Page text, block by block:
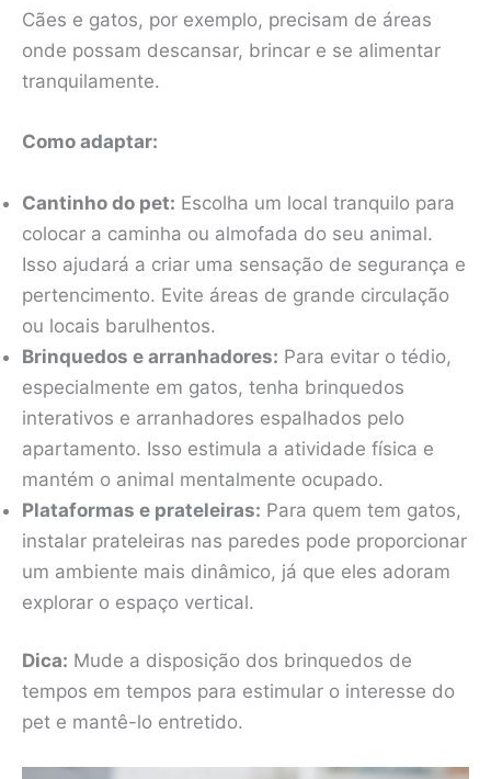
Cães e gatos, por exemplo, precisam de áreas
onde possam descansar, brincar e se alimentar
tranquilamente.
Como adaptar:
Cantinho do pet: Escolha um local tranquilo para
colocar a caminha ou almofada do seu animal.
Isso ajudará a criar uma sensação de segurança e
pertencimento. Evite áreas de grande circulação
ou locais barulhentos.
Brinquedos e arranhadores: Para evitar o tédio,
especialmente em gatos, tenha brinquedos
interativos e arranhadores espalhados pelo
apartamento. Isso estimula a atividade física e
mantém o animal mentalmente ocupado.
Plataformas e prateleiras: Para quem tem gatos,
instalar prateleiras nas paredes pode proporcionar
um ambiente mais dinâmico, já que eles adoram
explorar o espaço vertical.
Dica: Mude a disposição dos brinquedos de
tempos em tempos para estimular o interesse do
pet e mantê-lo entretido.